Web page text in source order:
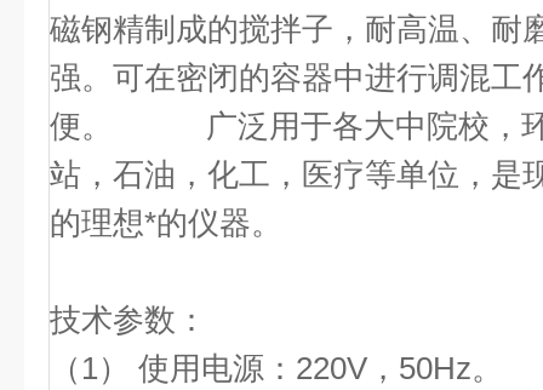
磁钢精制成的搅拌子，耐高温、耐
强。可在密闭的容器中进行调混工
便。 广泛用于各大中院校，环
站，石油，化工，医疗等单位，是
的理想*的仪器。
技术参数：
（1） 使用电源：220V，50Hz。